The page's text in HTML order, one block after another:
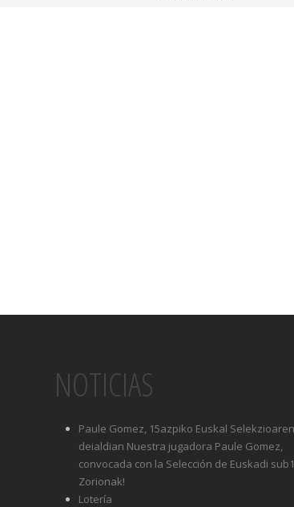
NOTICIAS
Paule Gomez, 15azpiko Euskal Selekzioaren
deialdian Nuestra jugadora Paule Gomez,
convocada con la Selección de Euskadi
Zorionak!
Lotería